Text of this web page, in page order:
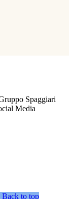
Spaggiari
Media
Back to top